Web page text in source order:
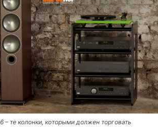
– те колонки, которыми должен торговать